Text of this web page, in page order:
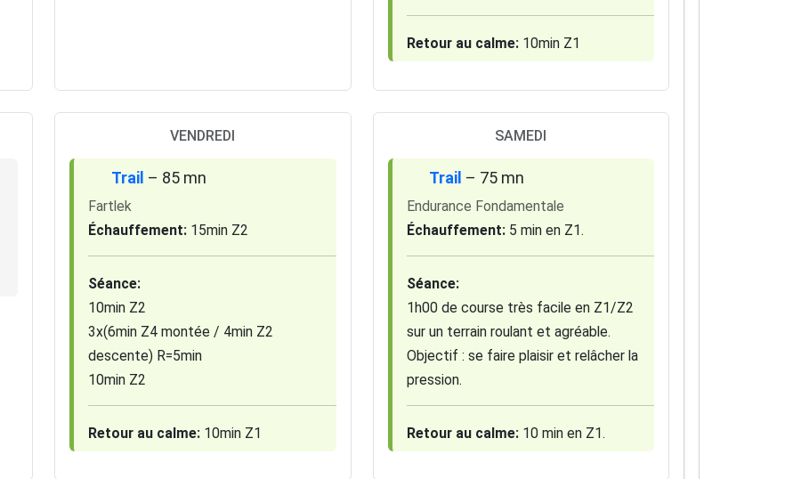
Retour au calme:10min Z1
VENDREDI
Trail – 85 mn
Fartlek
Échauffement: 15min Z2
Séance:
10min Z2
3x(6min Z4 montée / 4min Z2
descente) R=5min
10min Z2
Retour au calme: 10min Z1
SAMEDI
Trail – 75 mn
Endurance Fondamentale
Échauffement: 5 min en Z1.
Séance:
1h00 de course très facile en Z1/Z2
sur un terrain roulant et agréable.
Objectif : se faire plaisir et relâcher la
pression.
Retour au calme: 10 min en Z1.